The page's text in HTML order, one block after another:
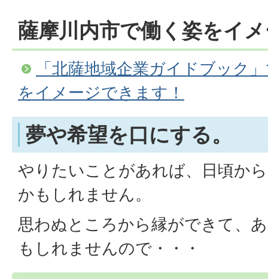
薩摩川内市で働く姿をイ
「北薩地域企業ガイドブック
をイメージできます！
夢や希望を口にする。
やりたいことがあれば、日頃か
かもしれません。
思わぬところから縁ができて、
もしれませんので・・・